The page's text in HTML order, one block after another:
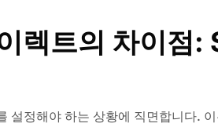
렉트의 차이점:
설정해야 하는 상황에 직면합니다.